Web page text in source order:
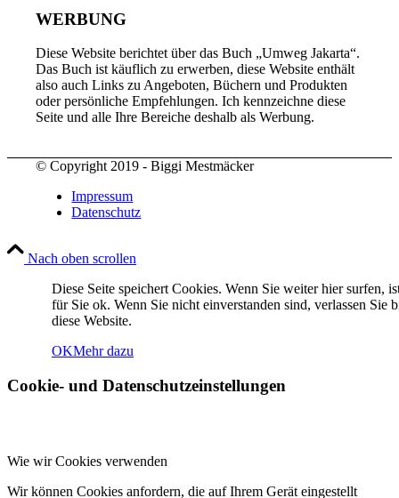
WERBUNG
Diese Website berichtet über das Buch „Umweg Jakarta“.
Das Buch ist käuflich zu erwerben, diese Website enthält
also auch Links zu Angeboten, Büchern und Produkten
oder persönliche Empfehlungen. Ich kennzeichne diese
Seite und alle Ihre Bereiche deshalb als Werbung.
© Copyright 2019 - Biggi Mestmäcker
Impressum
Datenschutz
Nach oben scrollen
Diese Seite speichert Cookies. Wenn Sie weiter hier surfen,
für Sie ok. Wenn Sie nicht einverstanden sind, verlassen Sie
diese Website.
OKMehr dazu
Cookie- und Datenschutzeinstellungen
Wie wir Cookies verwenden
Wir können Cookies anfordern, die auf Ihrem Gerät eingestellt